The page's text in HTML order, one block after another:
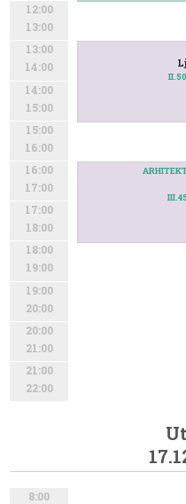
12:00
13:00
13:00
14:00
14:00
15:00
15:00
16:00
16:00
17:00
17:00
18:00
18:00
19:00
19:00
20:00
20:00
21:00
21:00
22:00
II.50
III.45
8:00